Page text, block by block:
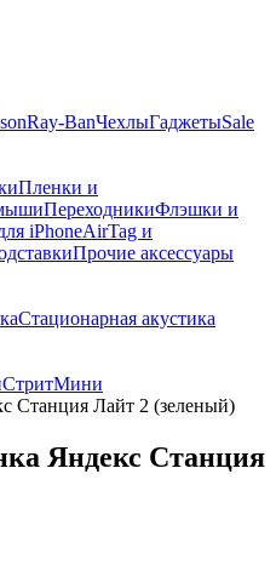
Ray-BanЧехлыГаджетыSale
Пленки и
ПереходникиФлэшки и
iPhoneAirTag и
Прочие аксессуары
Стационарная акустика
СтритМини
Станция Лайт 2 (зеленый)
Яндекс Станция